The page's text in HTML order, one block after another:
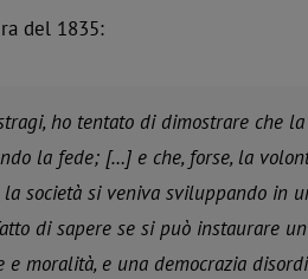
del 1835:
ho tentato di dimostrare che
la fede; […] e che, forse, la
società si veniva sviluppando in
di sapere se si può instaurare
moralità, e una democrazia